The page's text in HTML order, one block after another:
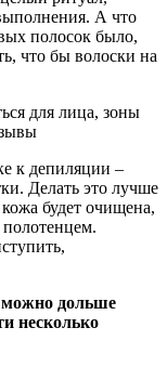
А что
полосок было,
что бы волоски на
к депиляции –
Делать это лучше
будет очищена,
можно дольше
несколько